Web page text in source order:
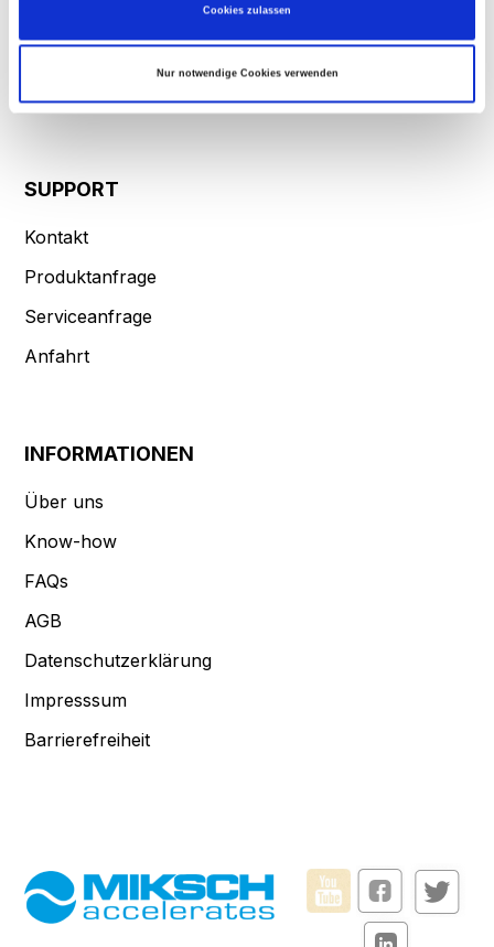
Erfahren Sie mehr darüber, wie Ihre persönlichen Daten verarbeitet werden, und legen
soziale Medien anbieten zu können und die Zugriffe auf unsere Website zu analysieren.
Partner für soziale Medien, Werbung und Analysen weiter. Unsere Partner führen diese
Cookies zulassen
Nur notwendige Cookies verwenden
Zubehör
SUPPORT
Kontakt
Produktanfrage
Serviceanfrage
Anfahrt
INFORMATIONEN
Über uns
Know-how
FAQs
AGB
Datenschutzerklärung
Impresssum
Barrierefreiheit